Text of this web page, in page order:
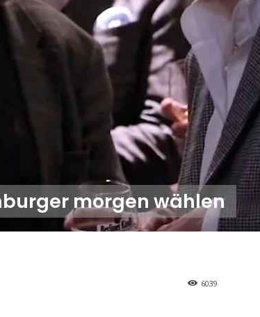
morgen wählen
6039